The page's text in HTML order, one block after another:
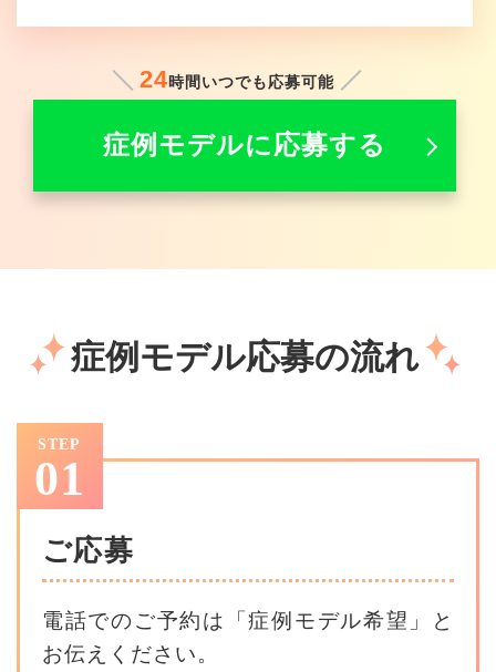
24時間いつでも応募可能
症例モデルに応募する
症例モデル応募の流れ
STEP
01
ご応募
電話でのご予約は「症例モデル希望」と
お伝えください。